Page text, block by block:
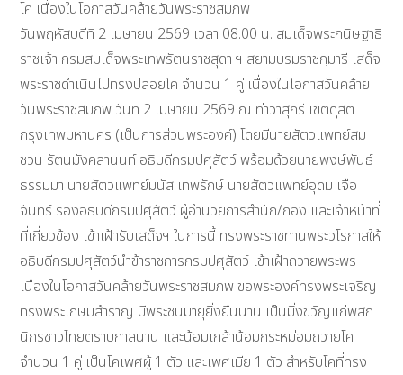
โค เนื่องในโอกาสวันคล้ายวันพระราชสมภพ
วันพฤหัสบดีที่ 2 เมษายน 2569 เวลา 08.00 น. สมเด็จพระกนิษฐาธิ
ราชเจ้า กรมสมเด็จพระเทพรัตนราชสุดา ฯ สยามบรมราชกุมารี เสด็จ
พระราชดำเนินไปทรงปล่อยโค จำนวน 1 คู่ เนื่องในโอกาสวันคล้าย
วันพระราชสมภพ วันที่ 2 เมษายน 2569 ณ ท่าวาสุกรี เขตดุสิต
กรุงเทพมหานคร (เป็นการส่วนพระองค์) โดยมีนายสัตวแพทย์สม
ชวน รัตนมังคลานนท์ อธิบดีกรมปศุสัตว์ พร้อมด้วยนายพงษ์พันธ์
ธรรมมา นายสัตวแพทย์มนัส เทพรักษ์ นายสัตวแพทย์อุดม เจือ
จันทร์ รองอธิบดีกรมปศุสัตว์ ผู้อำนวยการสำนัก/กอง และเจ้าหน้าที่
ที่เกี่ยวข้อง เข้าเฝ้ารับเสด็จฯ ในการนี้ ทรงพระราชทานพระวโรกาสให้
อธิบดีกรมปศุสัตว์นำข้าราชการกรมปศุสัตว์ เข้าเฝ้าถวายพระพร
เนื่องในโอกาสวันคล้ายวันพระราชสมภพ ขอพระองค์ทรงพระเจริญ
ทรงพระเกษมสำราญ มีพระชนมายุยิ่งยืนนาน เป็นมิ่งขวัญแก่พสก
นิกรชาวไทยตราบกาลนาน และน้อมเกล้าน้อมกระหม่อมถวายโค
จำนวน 1 คู่ เป็นโคเพศผู้ 1 ตัว และเพศเมีย 1 ตัว สำหรับโคที่ทรง